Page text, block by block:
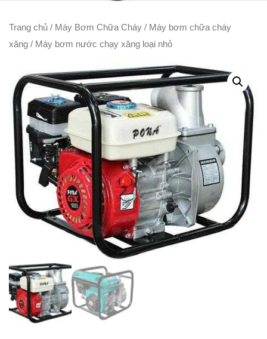
Trang chủ / Máy Bơm Chữa Cháy / Máy bơm chữa cháy
xăng / Máy bơm nước chạy xăng loại nhỏ